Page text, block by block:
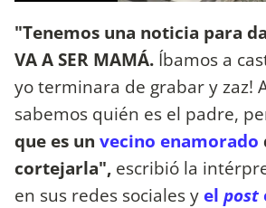
"Tenemos una noticia para
VA A SER MAMÁ. Íbamos a
yo terminara de grabar y zaz!
sabemos quién es el padre,
que es un vecino enamorado
cortejarla", escribió la
en sus redes sociales y el post